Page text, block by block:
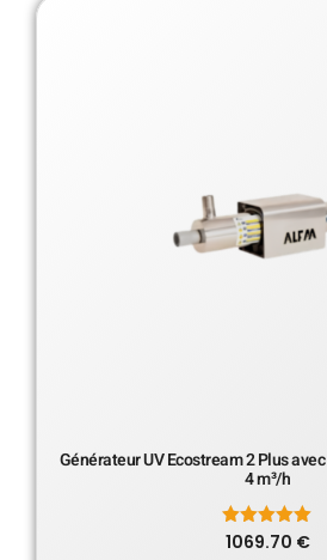
Générateur UV Ecostream 2 Plus
4 m³/h
Note
1069.70 €